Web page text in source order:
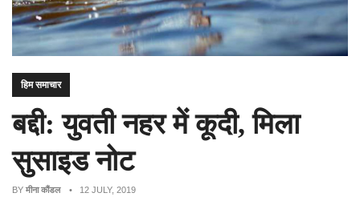
हिम समाचार
बद्दी: युवती नहर में कूदी, मिला
सुसाइड नोट
BY मीना कौंडल • 12 JULY, 2019